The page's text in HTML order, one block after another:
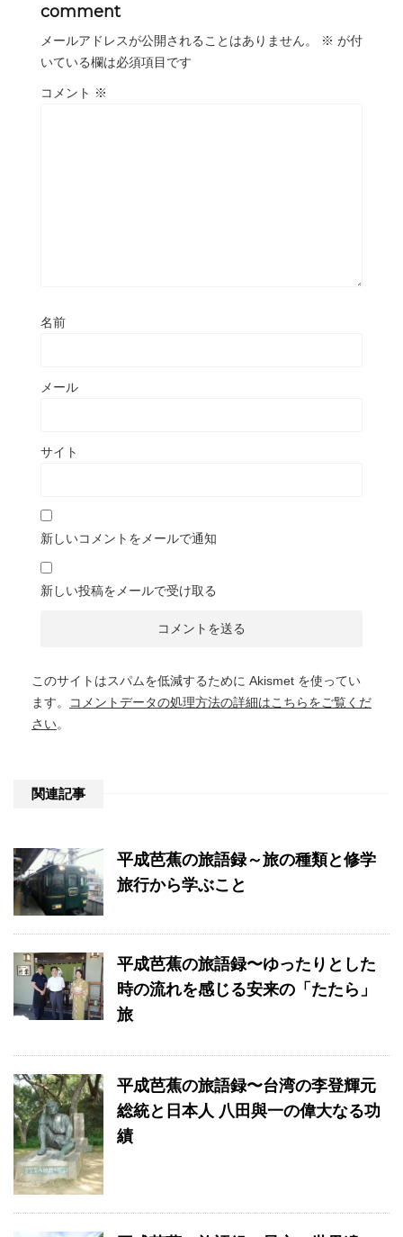
comment
メールアドレスが公開されることはありません。 ※ が付
いている欄は必須項目です
コメント ※
名前
メール
サイト
新しいコメントをメールで通知
新しい投稿をメールで受け取る
このサイトはスパムを低減するために Akismet を使ってい
ます。
コメントデータの処理方法の詳細はこちらをご覧くだ
さい。
関連記事
平成芭蕉の旅語録～旅の種類と修学
旅行から学ぶこと
平成芭蕉の旅語録〜ゆったりとした
時の流れを感じる安来の「たたら」
旅
平成芭蕉の旅語録〜台湾の李登輝元
総統と日本人 八田與一の偉大なる功
績